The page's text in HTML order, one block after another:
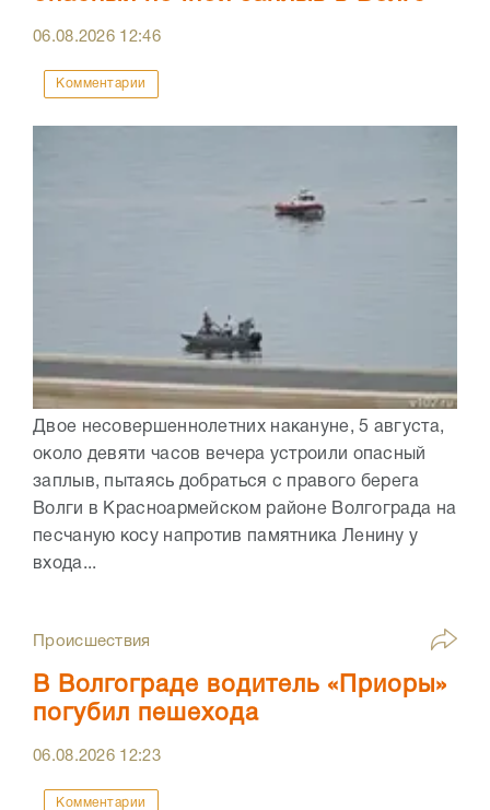
06.08.2026 12:46
Комментарии
Двое несовершеннолетних накануне, 5 августа,
около девяти часов вечера устроили опасный
заплыв, пытаясь добраться с правого берега
Волги в Красноармейском районе Волгограда на
песчаную косу напротив памятника Ленину у
входа...
Происшествия
В Волгограде водитель «Приоры»
погубил пешехода
06.08.2026 12:23
Комментарии